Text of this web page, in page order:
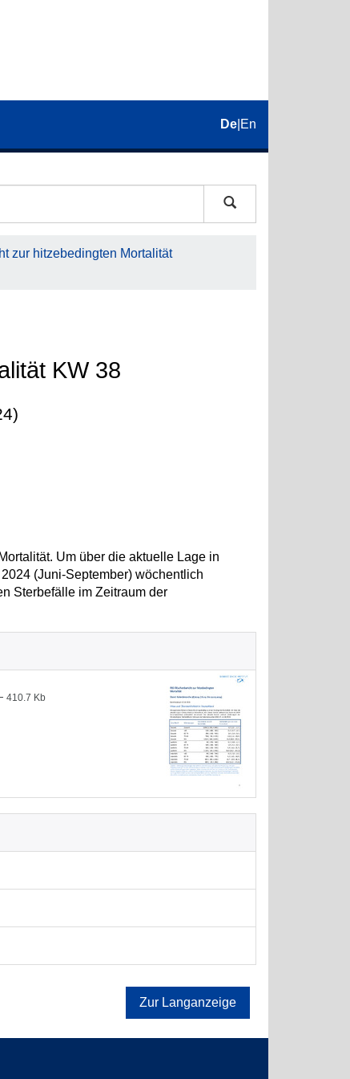
De En
zur hitzebedingten Mortalität
KW 38
Um über die aktuelle Lage in
(Juni-September) wöchentlich
Sterbefälle im Zeitraum der
410.7 Kb
Zur Langanzeige